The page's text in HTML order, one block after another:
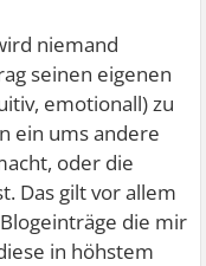
niemand
seinen eigenen
emotionall) zu
ein ums andere
oder die
Das gilt vor allem
die mir
in höhstem